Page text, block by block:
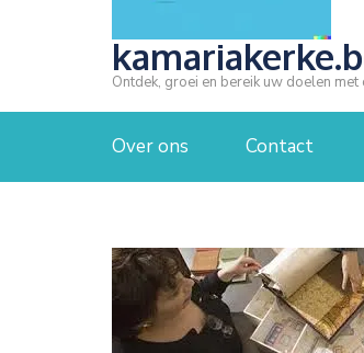
Ontdek, groei en bereik uw doelen
Over ons Contact